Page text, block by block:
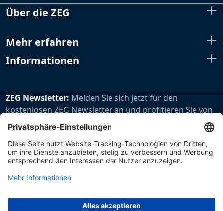
Über die ZEG
Mehr erfahren
Informationen
ZEG Newsletter: Melden Sie sich jetzt für den
kostenlosen ZEG Newsletter an und profitieren Sie von
den extra Vorteilen unseres regelmäßig erscheinenden
Newsletters.
Zur Newsletteranmeldung